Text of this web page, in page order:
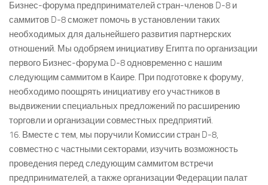
Бизнес-форума предпринимателей стран-членов D-8 и
саммитов D-8 сможет помочь в установлении таких
необходимых для дальнейшего развития партнерских
отношений. Мы одобряем инициативу Египта по организации
первого Бизнес-форума D-8 одновременно с нашим
следующим саммитом в Каире. При подготовке к форуму,
необходимо поощрять инициативу его участников в
выдвижении специальных предложений по расширению
торговли и организации совместных предприятий.
16. Вместе с тем, мы поручили Комиссии стран D-8,
совместно с частными секторами, изучить возможность
проведения перед следующим саммитом встречи
предпринимателей, а также организации Федерации палат